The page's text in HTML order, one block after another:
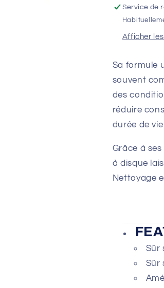
spray
750ml
Service de
Afficher
Sa formule
souvent
des
réduire
durée de
Grâce à
à disque
Nettoyage
Sûr
Sûr